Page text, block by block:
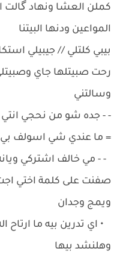
كملن العشا ونهاد گالت
المواعين ودنها البيتنا
بيبي كلتلي // جيبيلي
رحت صبيتلها جاي
وسالتني
- - جده شو من نحجي انتي
= ما عندي شي اسولف بي
- - مي خالف اشتركي
صفنت على كلمة اختي
ويمج وجدان
• اي تدرين بيه ما ارتاح
وهلنشد بيها